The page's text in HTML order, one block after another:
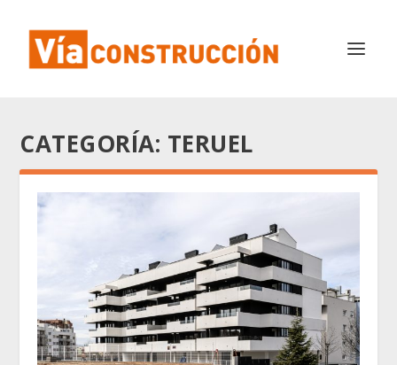
CATEGORÍA: TERUEL